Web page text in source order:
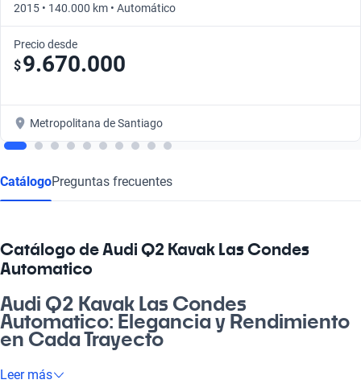
2015 • 140.000 km • Automático
Precio desde
$9.670.000
Metropolitana de Santiago
CatálogoPreguntas frecuentes
Catálogo de Audi Q2 Kavak Las Condes
Automatico
Audi Q2 Kavak Las Condes
Automatico: Elegancia y Rendimiento
en Cada Trayecto
Oye, si buscas un auto que sea la raja y se adapte a tu día a
Leer más